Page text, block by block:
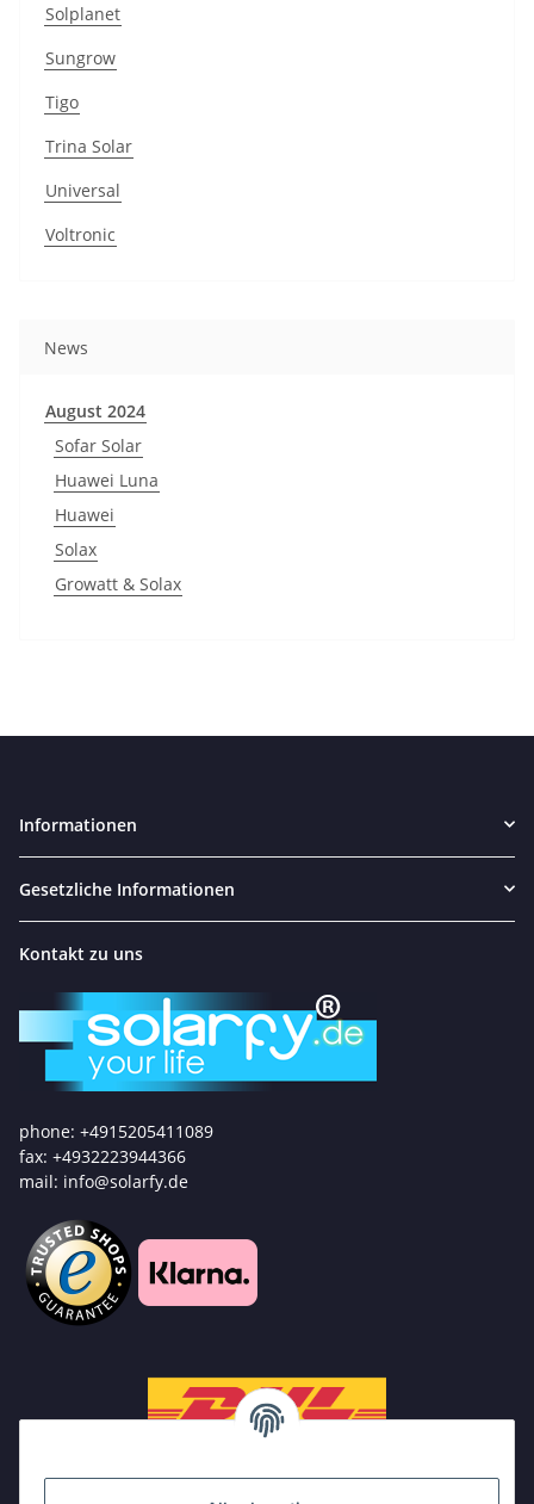
Solplanet
Sungrow
Tigo
Trina Solar
Universal
Voltronic
News
August 2024
Sofar Solar
Huawei Luna
Huawei
Solax
Growatt & Solax
Informationen
Gesetzliche Informationen
Kontakt zu uns
phone: +4915205411089
fax: +4932223944366
mail: info@solarfy.de